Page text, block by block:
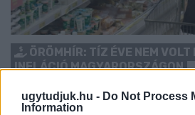
ugytudjuk.hu - Do Not Process
Information
ÖRÖMHÍR: TÍZ ÉVE NEM
INFLÁCIÓ MAGYARORSZÁGON
Júliusban mindössze 1,2 százalékkal
összevetésben a fogyasztói árak,